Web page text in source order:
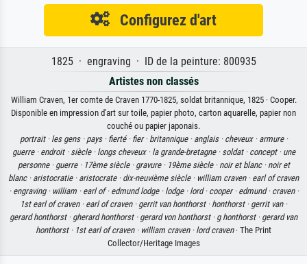
Configurez d'art
1825 · engraving · ID de la peinture: 800935
Artistes non classés
William Craven, 1er comte de Craven 1770-1825, soldat britannique, 1825 · Cooper.
Disponible en impression d'art sur toile, papier photo, carton aquarelle, papier non
couché ou papier japonais.
portrait · les gens · pays · fierté · fier · britannique · anglais · cheveux · armure ·
guerre · endroit · siècle · longs cheveux · la grande-bretagne · soldat · concept · une
personne · guerre · 17ème siècle · gravure · 19ème siècle · noir et blanc · noir et
blanc · aristocratie · aristocrate · dix-neuvième siècle · william craven · earl of craven
· engraving · william · earl of · edmund lodge · lodge · lord · cooper · edmund · craven ·
1st earl of craven · earl of craven · gerrit van honthorst · honthorst · gerrit van ·
gerard honthorst · gherard honthorst · gerard von honthorst · g honthorst · gerard van
honthorst · 1st earl of craven · william craven · lord craven· The Print
Collector/Heritage Images